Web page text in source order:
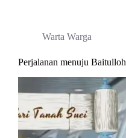
Warta Warga
Perjalanan menuju Baitulloh